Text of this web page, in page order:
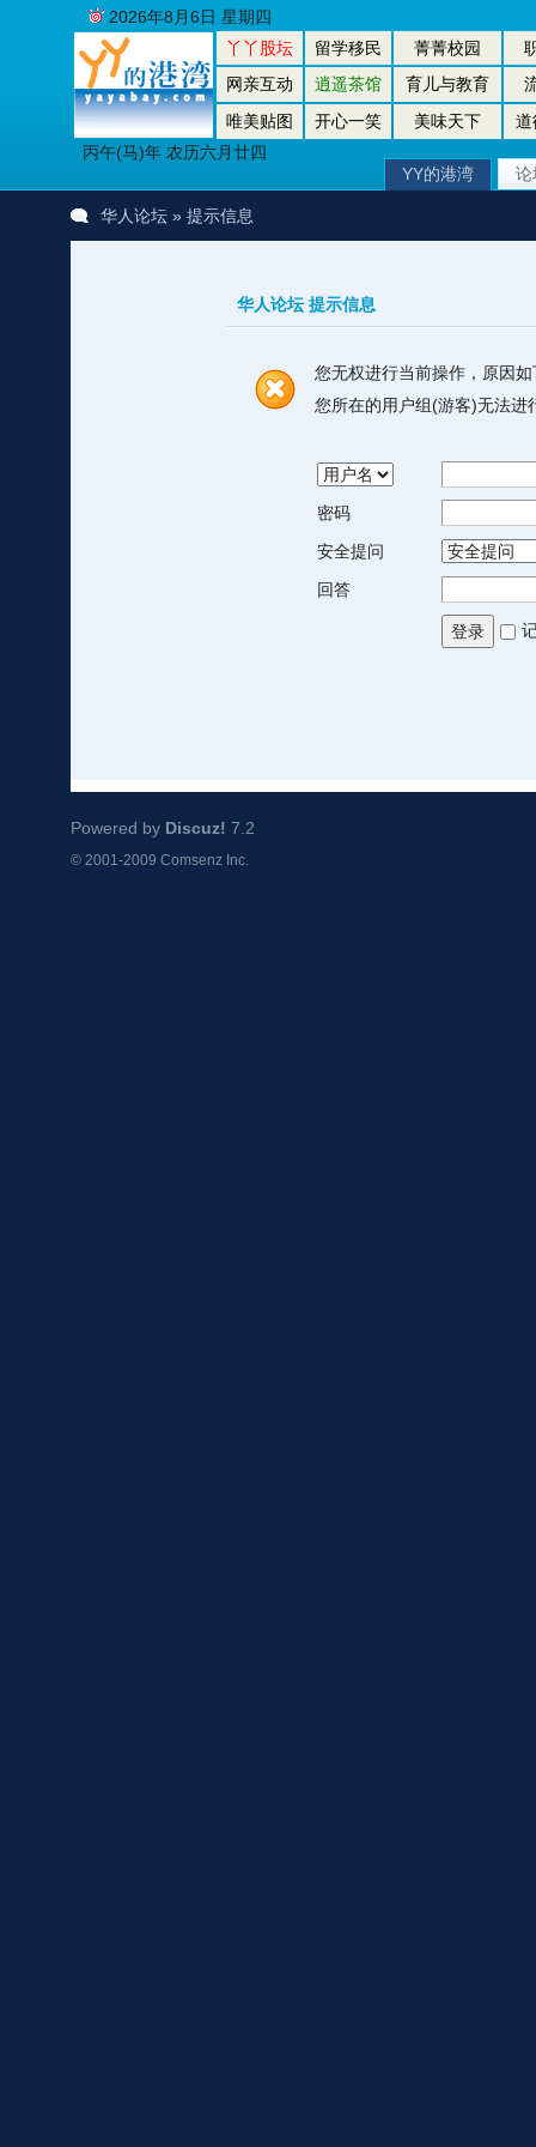
丫丫股坛 留学移民 菁菁校园
网亲互动
逍遥茶馆 育儿与教育
唯美贴图
开心一笑 美味天下
道
丙午(马)年 农历六月廿四
2026年8月6日 星期四
YY的港湾 论
华人论坛» 提示信息
华人论坛 提示信息
您无权进行当前操作，原因如
您所在的用户组(游客)无法进
密码
安全提问
回答
登录
Powered by Discuz! 7.2
© 2001-2009 Comsenz Inc.